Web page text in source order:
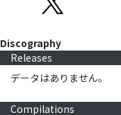
Discography
Releases
データはありません。
Compilations